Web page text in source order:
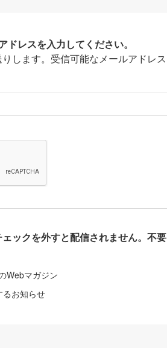
レスを入力してください。
します。受信可能なメールアドレス
ックを外すと配信されません。不要
Webマガジン
るお知らせ